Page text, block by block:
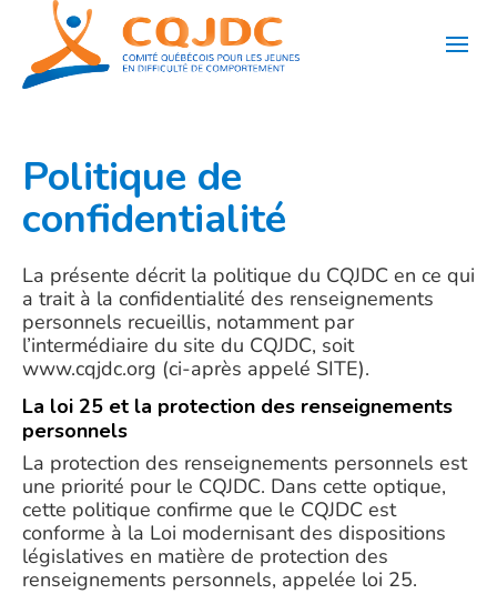
contenu
Politique de
confidentialité
La présente décrit la politique du CQJDC en ce qui
a trait à la confidentialité des renseignements
personnels recueillis, notamment par
l’intermédiaire du site du CQJDC, soit
www.cqjdc.org (ci-après appelé SITE).
La loi 25 et la protection des renseignements
personnels
La protection des renseignements personnels est
une priorité pour le CQJDC. Dans cette optique,
cette politique confirme que le CQJDC est
conforme à la Loi modernisant des dispositions
législatives en matière de protection des
renseignements personnels, appelée loi 25.